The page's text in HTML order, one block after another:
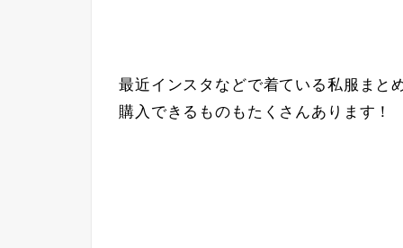
最近インスタなどで着ている私服まと
購入できるものもたくさんあります！